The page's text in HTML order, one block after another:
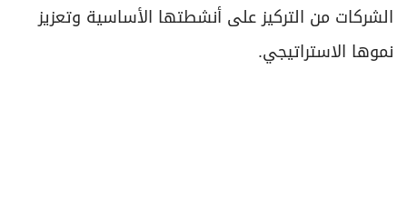
الشركات من التركيز على أنشطتها الأساسية وتعزيز
نموها الاستراتيجي.